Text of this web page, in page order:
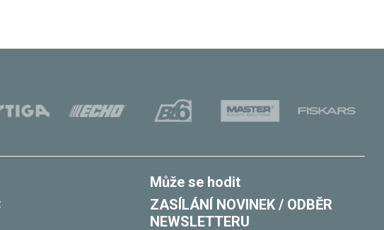
Může se hodit
ZASÍLÁNÍ NOVINEK / ODBĚR
NEWSLETTERU